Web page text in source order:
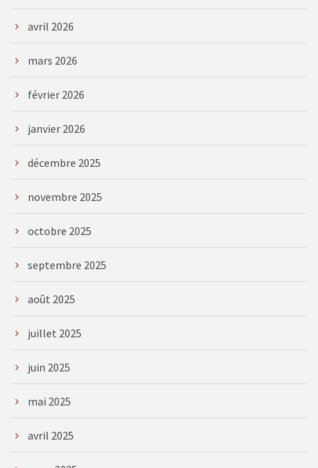
avril 2026
mars 2026
février 2026
janvier 2026
décembre 2025
novembre 2025
octobre 2025
septembre 2025
août 2025
juillet 2025
juin 2025
mai 2025
avril 2025